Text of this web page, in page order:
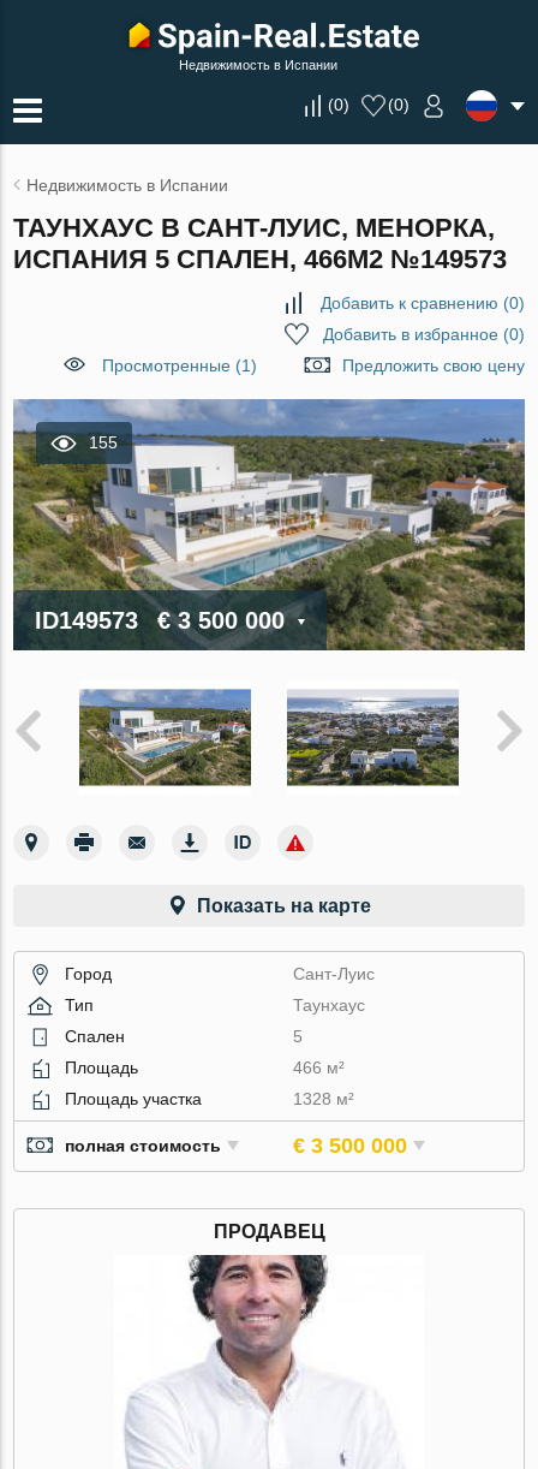
Недвижимость в Испании
(0) (0)
Недвижимость в Испании
ТАУНХАУС В САНТ-ЛУИС, МЕНОРКА,
ИСПАНИЯ 5 СПАЛЕН, 466М2 №149573
Добавить к сравнению (0)
Добавить в избранное(0)
Просмотренные (1)
Предложить свою цену
155
ID149573 € 3 500 000
Показать на карте
Город
Сант-Луис
Тип
Таунхаус
Спален
5
Площадь
466 м²
Площадь участка
1328 м²
полная стоимость € 3 500 000
ПРОДАВЕЦ